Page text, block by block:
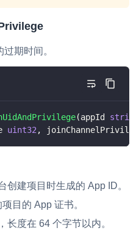
期时间。
(appId string
uint32 ,
创建项目时生成的 App ID。
项目的 App 证书。
长度在 64 个字节以内。